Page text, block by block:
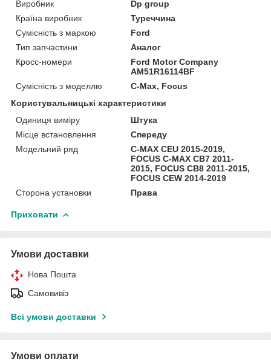
Виробник
Dp group
Країна виробник
Туреччина
Сумісність з маркою
Ford
Тип запчастини
Аналог
Кросс-номери
Ford Motor Company
AM51R16114BF
Сумісність з моделлю
C-Max, Focus
Користувальницькі характеристики
Одиниця виміру
Штука
Місце встановлення
Спереду
Модельний ряд
C-MAX CEU 2015-2019,
FOCUS C-MAX CB7 2011-
2015, FOCUS CB8 2011-2015,
FOCUS CEW 2014-2019
Сторона установки
Права
Приховати
Умови доставки
Нова Пошта
Самовивіз
Всі умови доставки
Умови оплати